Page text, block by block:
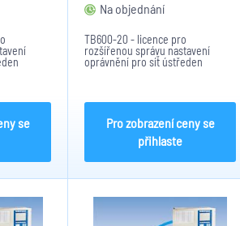
se
Na objednání
TB600-20 - licence pro
rozšířenou správu nastavení
oprávnění pro síť ústředen
BCnet600 - do 20 kruhových linek
Pro zobrazení ceny se
přihlaste